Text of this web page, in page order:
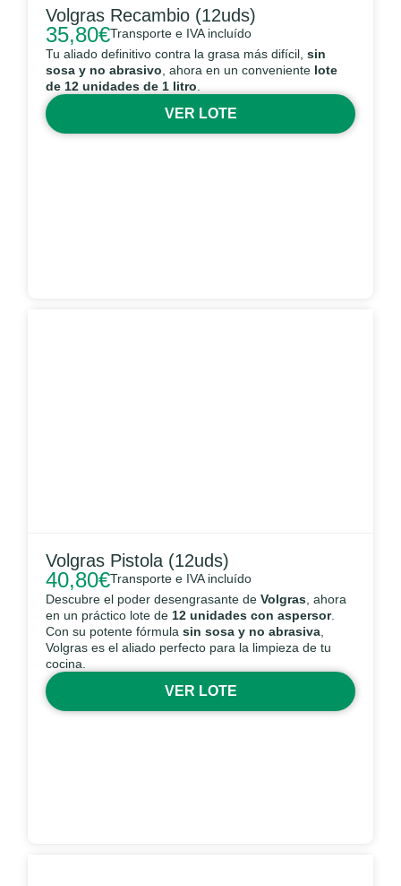
Volgras Recambio (12uds)
35,80€Transporte e IVA incluído
Tu aliado definitivo contra la grasa más difícil, sin
sosa y no abrasivo , ahora en un conveniente lote
de 12 unidades de 1 litro
VER LOTE
Volgras Pistola (12uds)
40,80€Transporte e IVA incluído
Descubre el poder desengrasante de Volgras , ahora
en un práctico lote de 12 unidades con aspersor.
Con su potente fórmula sin sosa y no abrasiva
Volgras es el aliado perfecto para la limpieza de tu
cocina.
VER LOTE